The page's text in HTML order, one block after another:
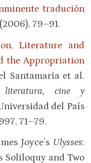
tradución
79–91.
Literature and
the Appropriation
Santamaría et al.
literatura, cine y
del País
71–79.
Joyce’s Ulysses:
Soliloquy and Two